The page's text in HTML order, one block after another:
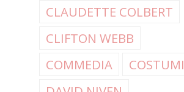
CLAUDETTE COLBERT
CLIFTON WEBB
COMMEDIA
COSTUMI